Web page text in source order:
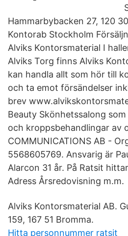
Hammarbybacken 27, 120
Kontorab Stockholm
Alviks Kontorsmaterial I
Alviks Torg finns Alviks
kan handla allt som hör till
och ta emot försändelser
brev
Beauty Skönhetssalong
och kroppsbehandlingar av
COMMUNICATIONS AB -
5568605769. Ansvarig är
Alarcon 31 år. På Ratsit
Adress Årsredovisning m.m.
Alviks Kontorsmaterial AB.
159, 167 51 Bromma.
Hitta personnummer ratsit